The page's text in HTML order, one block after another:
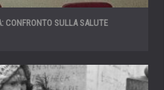
CONFRONTO SULLA SALUTE